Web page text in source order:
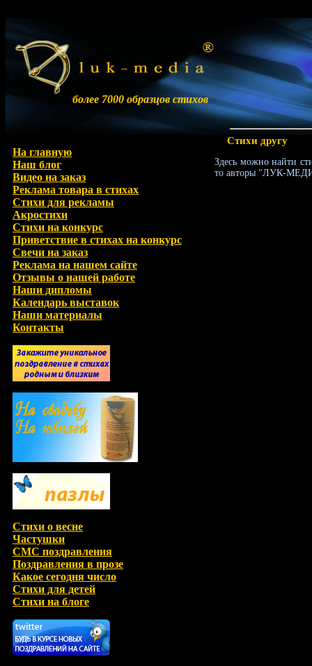
более 7000 образцов стихов
На главную
Наш блог
Видео на заказ
Реклама товара в стихах
Стихи для рекламы
Акростихи
Стихи на конкурс
Приветствие в стихах на конкурс
Свечи на заказ
Реклама на нашем сайте
Отзывы о нашей работе
Наши дипломы
Календарь выставок
Наши материалы
Контакты
Стихи о весне
Частушки
СМС поздравления
Поздравления в прозе
Какое сегодня число
Стихи для детей
Стихи на блоге
Стихи другу
Здесь можно найти
то авторы "ЛУК-